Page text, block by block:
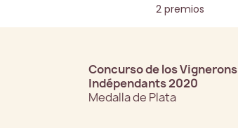
2 premios
Concurso de los Vignerons
Indépendants 2020
Medalla de Plata